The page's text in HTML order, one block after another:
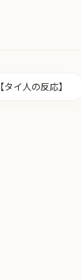
イ人の反応】